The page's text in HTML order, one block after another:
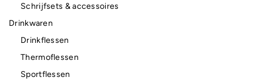
Schrijfsets & accessoires
Drinkwaren
Drinkflessen
Thermoflessen
Sportflessen